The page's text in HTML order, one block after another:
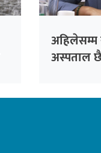
अस्पताल